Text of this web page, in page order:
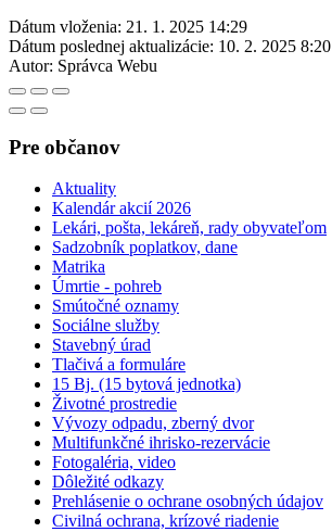
Dátum vloženia: 21. 1. 2025 14:29
Dátum poslednej aktualizácie: 10. 2. 2025 8:20
Autor: Správca Webu
Pre občanov
Aktuality
Kalendár akcií 2026
Lekári, pošta, lekáreň, rady obyvateľom
Sadzobník poplatkov, dane
Matrika
Úmrtie - pohreb
Smútočné oznamy
Sociálne služby
Stavebný úrad
Tlačivá a formuláre
15 Bj. (15 bytová jednotka)
Životné prostredie
Vývozy odpadu, zberný dvor
Multifunkčné ihrisko-rezervácie
Fotogaléria, video
Dôležité odkazy
Prehlásenie o ochrane osobných údajov
Civilná ochrana, krízové riadenie